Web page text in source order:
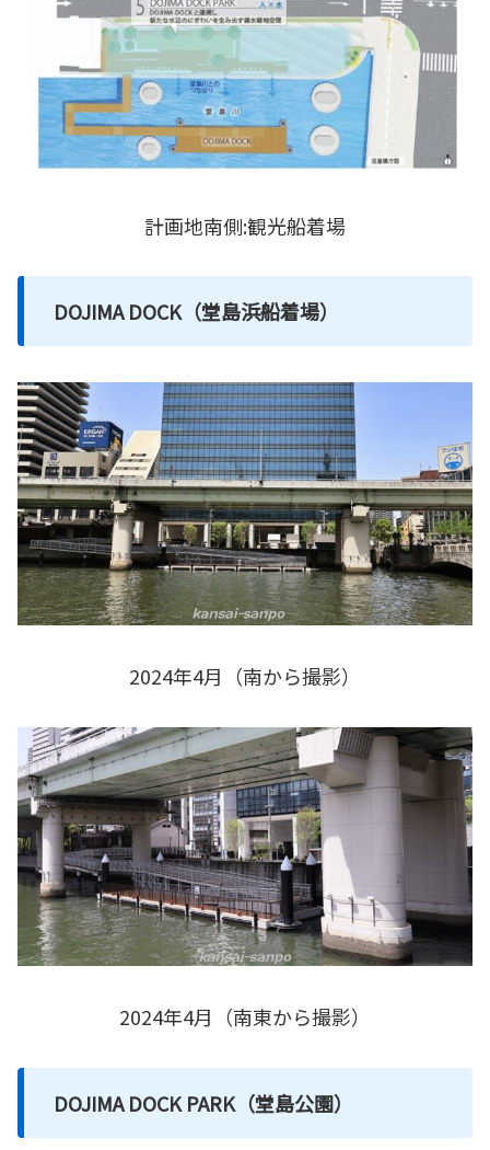
計画地南側:観光船着場
DOJIMA DOCK（堂島浜船着場）
2024年4月（南から撮影）
2024年4月（南東から撮影）
DOJIMA DOCK PARK（堂島公園）